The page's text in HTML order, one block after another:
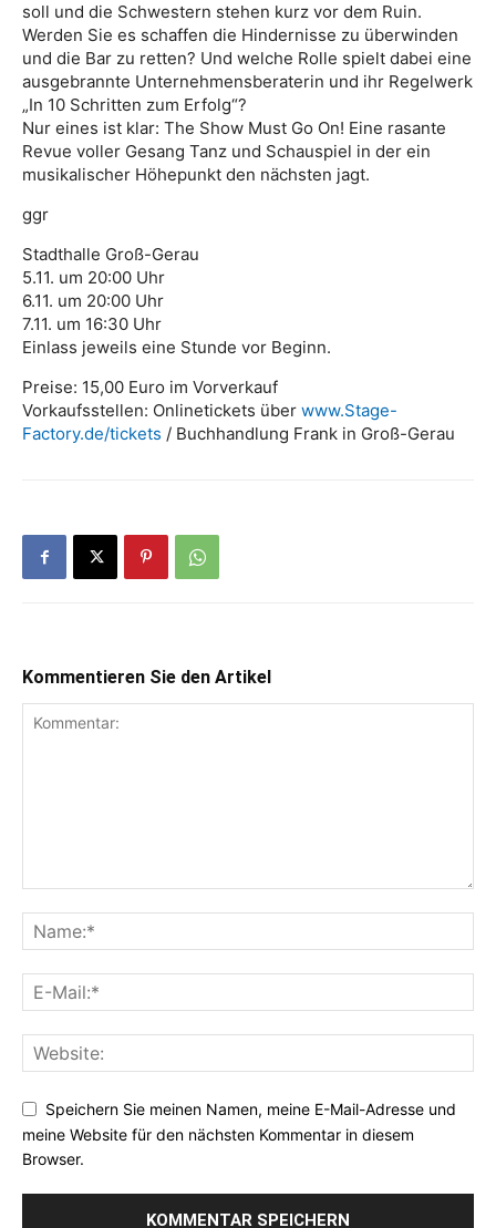
soll und die Schwestern stehen kurz vor dem Ruin.
Werden Sie es schaffen die Hindernisse zu überwinden
und die Bar zu retten? Und welche Rolle spielt dabei eine
ausgebrannte Unternehmensberaterin und ihr Regelwerk
„In 10 Schritten zum Erfolg“?
Nur eines ist klar: The Show Must Go On! Eine rasante
Revue voller Gesang Tanz und Schauspiel in der ein
musikalischer Höhepunkt den nächsten jagt.
ggr
Stadthalle Groß-Gerau
5.11. um 20:00 Uhr
6.11. um 20:00 Uhr
7.11. um 16:30 Uhr
Einlass jeweils eine Stunde vor Beginn.
Preise: 15,00 Euro im Vorverkauf
Vorkaufsstellen: Onlinetickets über www.Stage-
Factory.de/tickets / Buchhandlung Frank in Groß-Gerau
Kommentieren Sie den Artikel
Speichern Sie meinen Namen, meine E-Mail-Adresse und
meine Website für den nächsten Kommentar in diesem
Browser.